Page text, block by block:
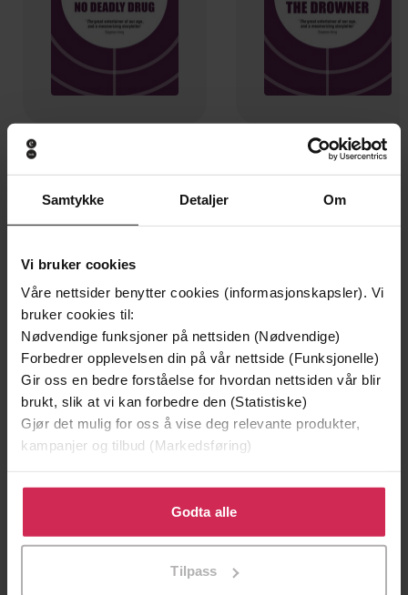
Samtykke Detaljer Om
Vi bruker cookies
Våre nettsider benytter cookies (informasjonskapsler). Vi
bruker cookies til:
Nødvendige funksjoner på nettsiden (Nødvendige)
Forbedrer opplevelsen din på vår nettside (Funksjonelle)
Gir oss en bedre forståelse for hvordan nettsiden vår blir
brukt, slik at vi kan forbedre den (Statistiske)
Gjør det mulig for oss å vise deg relevante produkter,
kampanjer og tilbud (Markedsføring)
Klikk på «Godta alle» for å gi oss ditt samtykke til å
bruke cookies for alle disse formålene. Du kan også
tilpasse ditt samtykke til spesifikke formål ved å klikke
Godta alle
Tilpass
No Deadly Drug
John Dann MacDonald
94,-
The Drowner
John Dann MacDonald
Andre har også kjøpt
Premium
Vinner av Rivertonprisen
Premium
Første gang på tilbud